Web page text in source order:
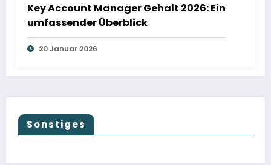
Key Account Manager Gehalt 2026: Ein
umfassender Überblick
20 Januar 2026
Sonstiges